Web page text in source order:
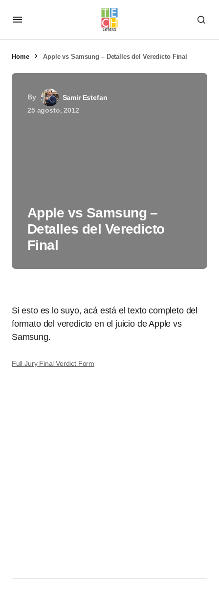
Home Apple vs Samsung – Detalles del Veredicto Final
By
Samir Estefan
25 agosto, 2012
Apple vs Samsung –
Detalles del Veredicto
Final
Si esto es lo suyo, acá está el texto completo del
formato del veredicto en el juicio de Apple vs
Samsung.
Full Jury Final Verdict Form